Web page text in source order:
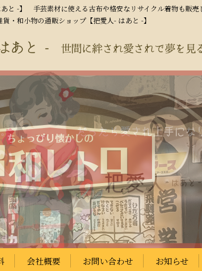
と -】 手芸素材に使える古布や格安なリサイクル着物も販売
・和小物の通販ショップ【把愛人- はあと -】
会社概要 お問い合わせ お知らせ